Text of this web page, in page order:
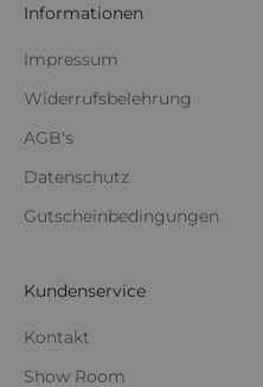
Informationen
Impressum
Widerrufsbelehrung
AGB's
Datenschutz
Gutscheinbedingungen
Kundenservice
Kontakt
Show Room